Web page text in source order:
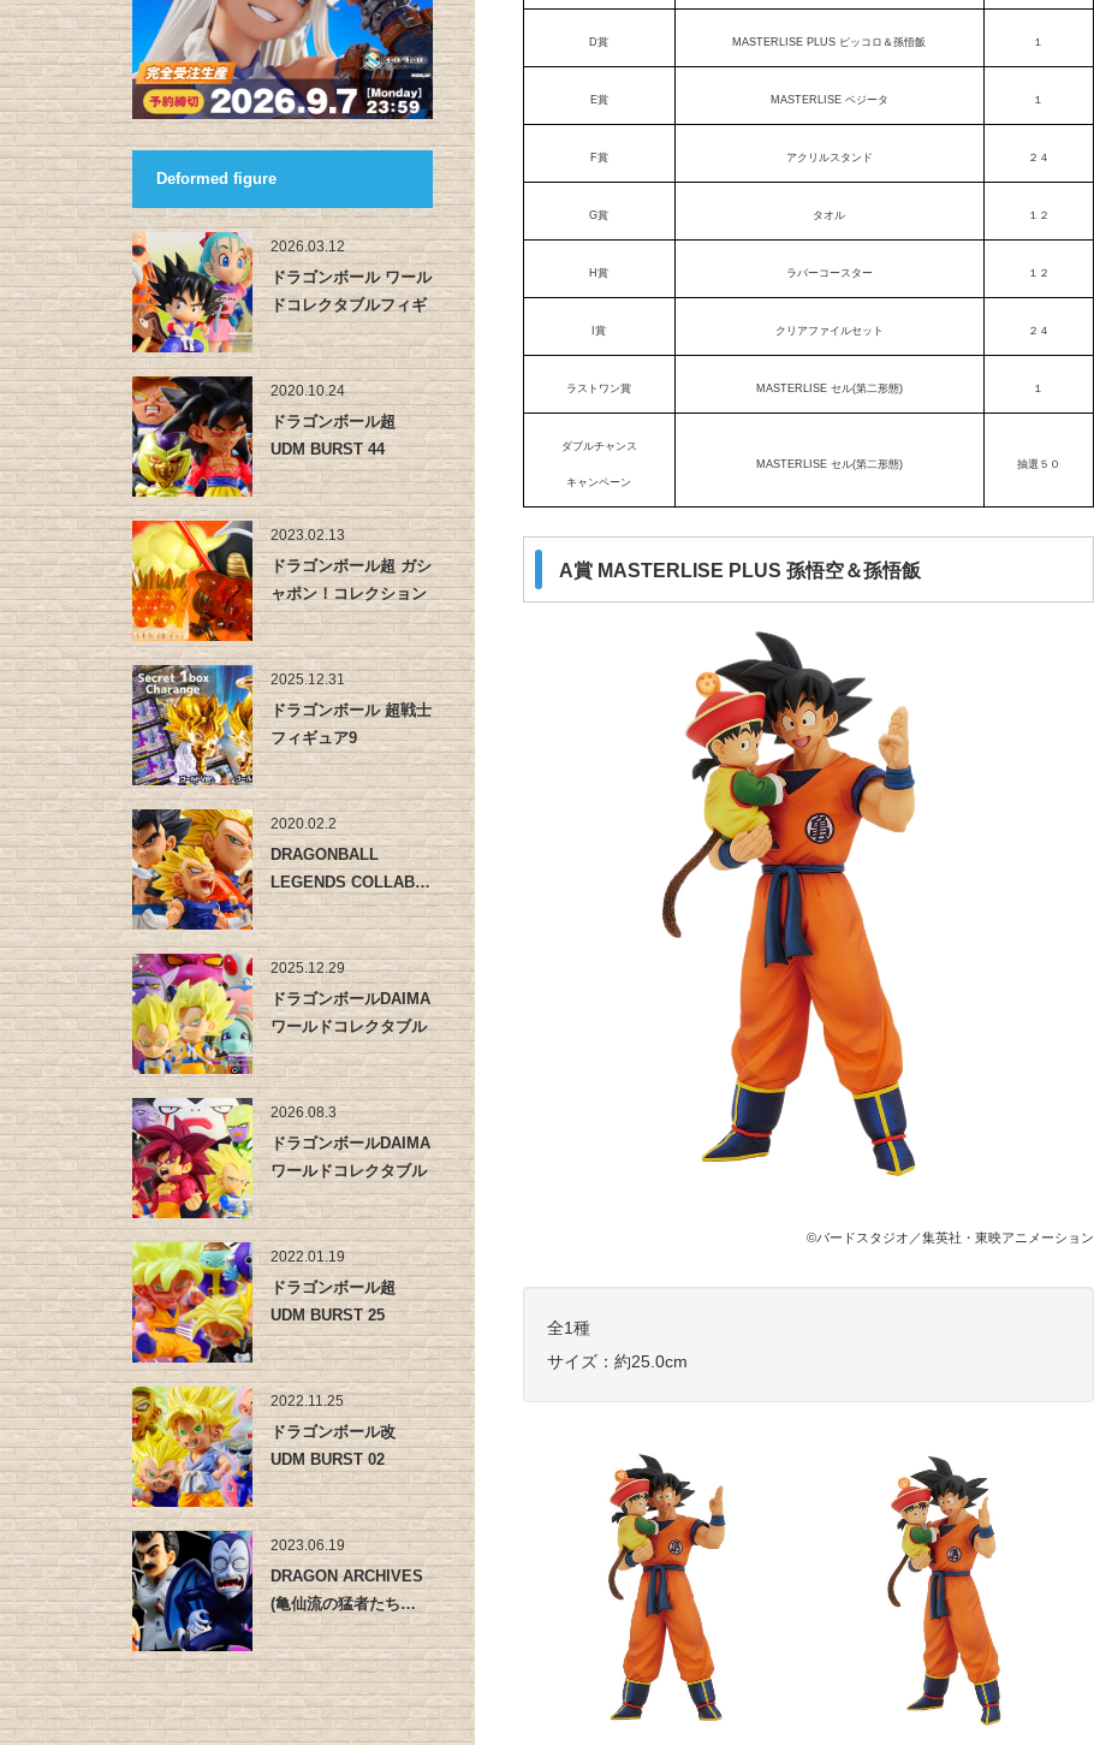
D賞 MASTERLISE PLUS ピッコロ＆孫悟飯 １
E賞 MASTERLISE ベジータ １
F賞 アクリルスタンド ２４
G賞 タオル １２
H賞 ラバーコースター １２
I賞 クリアファイルセット ２４
ラストワン賞 MASTERLISE セル(第二形態) １
ダブルチャンス
キャンペーン
MASTERLISE セル(第二形態) 抽選５０
A賞 MASTERLISE PLUS 孫悟空＆孫悟飯
©バードスタジオ／集英社・東映アニメーション
全1種
サイズ：約25.0cm
Deformed figure
2026.03.12
ドラゴンボール ワール
ドコレクタブルフィギ
ュア -…
2020.10.24
ドラゴンボール超
UDM BURST 44
2023.02.13
ドラゴンボール超 ガシ
ャポン！コレクション
01
2025.12.31
ドラゴンボール 超戦士
フィギュア9
2020.02.2
DRAGONBALL
LEGENDS COLLAB…
2025.12.29
ドラゴンボールDAIMA
ワールドコレクタブル
フィ…
2026.08.3
ドラゴンボールDAIMA
ワールドコレクタブル
フィ…
2022.01.19
ドラゴンボール超
UDM BURST 25
2022.11.25
ドラゴンボール改
UDM BURST 02
2023.06.19
DRAGON ARCHIVES
(亀仙流の猛者たち…